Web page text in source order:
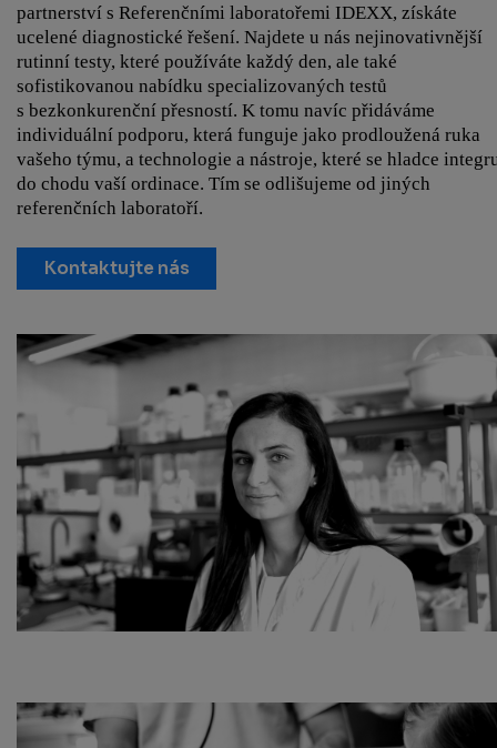
partnerství s Referenčními laboratořemi IDEXX, získáte
ucelené diagnostické řešení. Najdete u nás nejinovativnější
rutinní testy, které používáte každý den, ale také
sofistikovanou nabídku specializovaných testů
s bezkonkurenční přesností. K tomu navíc přidáváme
individuální podporu, která funguje jako prodloužená ruka
vašeho týmu, a technologie a nástroje, které se hladce
do chodu vaší ordinace. Tím se odlišujeme od jiných
referenčních laboratoří.
Kontaktujte nás